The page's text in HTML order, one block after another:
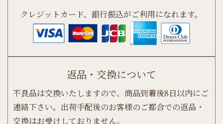
クレジットカード、銀行振込がご利用になれます。
返品・交換について
不良品は交換いたしますので、商品到着後8日以内にご
連絡下さい。出荷手配後のお客様のご都合での返品・
交換はお受けしておりません。